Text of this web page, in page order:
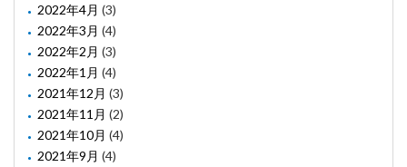
2022年4月 (3)
2022年3月 (4)
2022年2月 (3)
2022年1月 (4)
2021年12月 (3)
2021年11月 (2)
2021年10月 (4)
2021年9月 (4)